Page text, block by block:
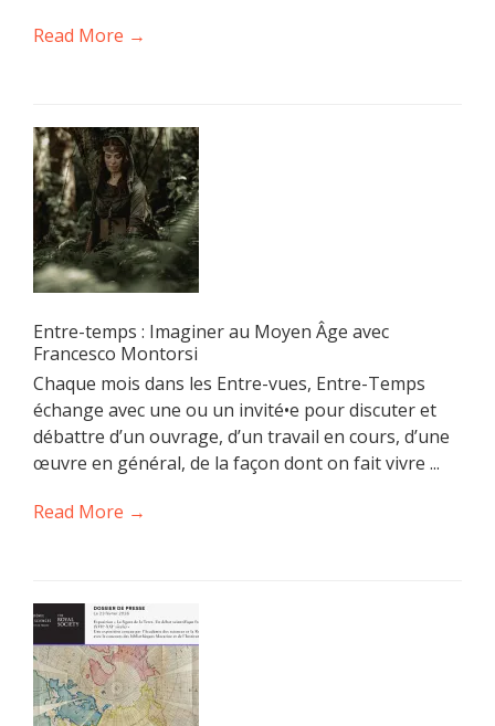
Read More →
Entre-temps : Imaginer au Moyen Âge avec
Francesco Montorsi
Chaque mois dans les Entre-vues, Entre-Temps
échange avec une ou un invité•e pour discuter et
débattre d’un ouvrage, d’un travail en cours, d’une
œuvre en général, de la façon dont on fait vivre ...
Read More →